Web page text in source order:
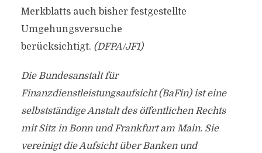
Merkblatts auch bisher festgestellte
Umgehungsversuche
berücksichtigt. (DFPA/JF1)
Die Bundesanstalt für
Finanzdienstleistungsaufsicht (BaFin) ist eine
selbstständige Anstalt des öffentlichen Rechts
mit Sitz in Bonn und Frankfurt am Main. Sie
vereinigt die Aufsicht über Banken und